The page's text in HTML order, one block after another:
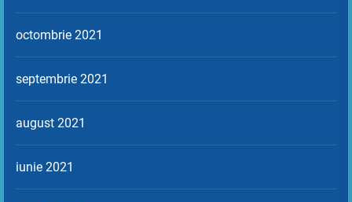
octombrie 2021
septembrie 2021
august 2021
iunie 2021